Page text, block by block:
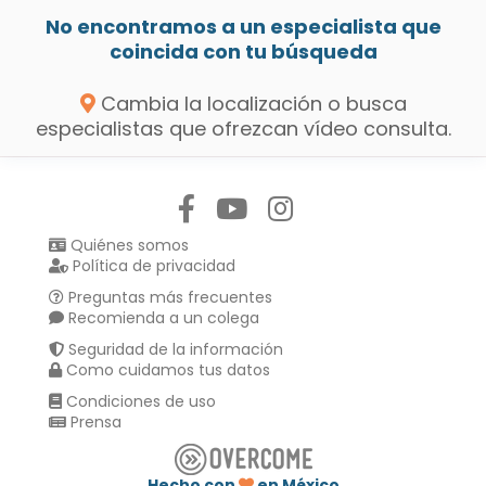
No encontramos a un especialista que
coincida con tu búsqueda
Cambia la localización o busca
especialistas que ofrezcan vídeo consulta.
Quiénes somos
Política de privacidad
Preguntas más frecuentes
Recomienda a un colega
Seguridad de la información
Como cuidamos tus datos
Condiciones de uso
Prensa